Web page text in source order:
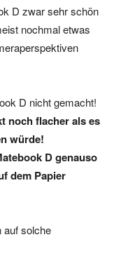
D zwar sehr schön
nochmal etwas
D nicht gemacht!
noch flacher als es
würde!
D genauso
dem Papier
auf solche